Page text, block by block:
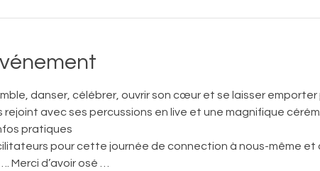
danser, célébrer, ouvrir son cœur et se laisser emporter
rejoint avec ses percussions en live et une magnifique
pratiques
pour cette journée de connection à nous-même et
Merci d’avoir osé …